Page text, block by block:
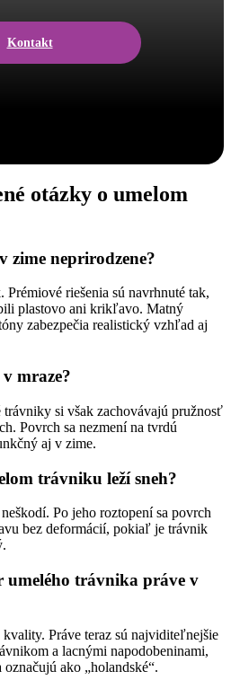
Kontakt
otázky o umelom
zime neprirodzene?
riešenia sú navrhnuté tak,
plastovo ani krikľavo. Matný
zabezpečia realistický vzhľad aj
mraze?
si však zachovávajú pružnosť
Povrch sa nezmení na tvrdú
aj v zime.
trávniku leží sneh?
Po jeho roztopení sa povrch
bez deformácií, pokiaľ je trávnik
umelého trávnika práve v
Práve teraz sú najviditeľnejšie
a lacnými napodobeninami,
ako „holandské“.